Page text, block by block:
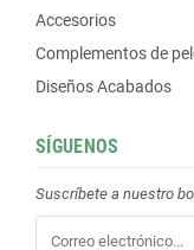
Accesorios
Complementos de
Diseños Acabados
SÍGUENOS
Suscríbete a nuestro